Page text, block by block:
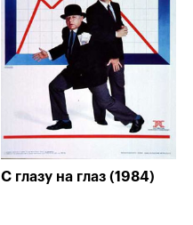
С глазу на глаз (1984)